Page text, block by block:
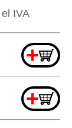
IVA
+
+